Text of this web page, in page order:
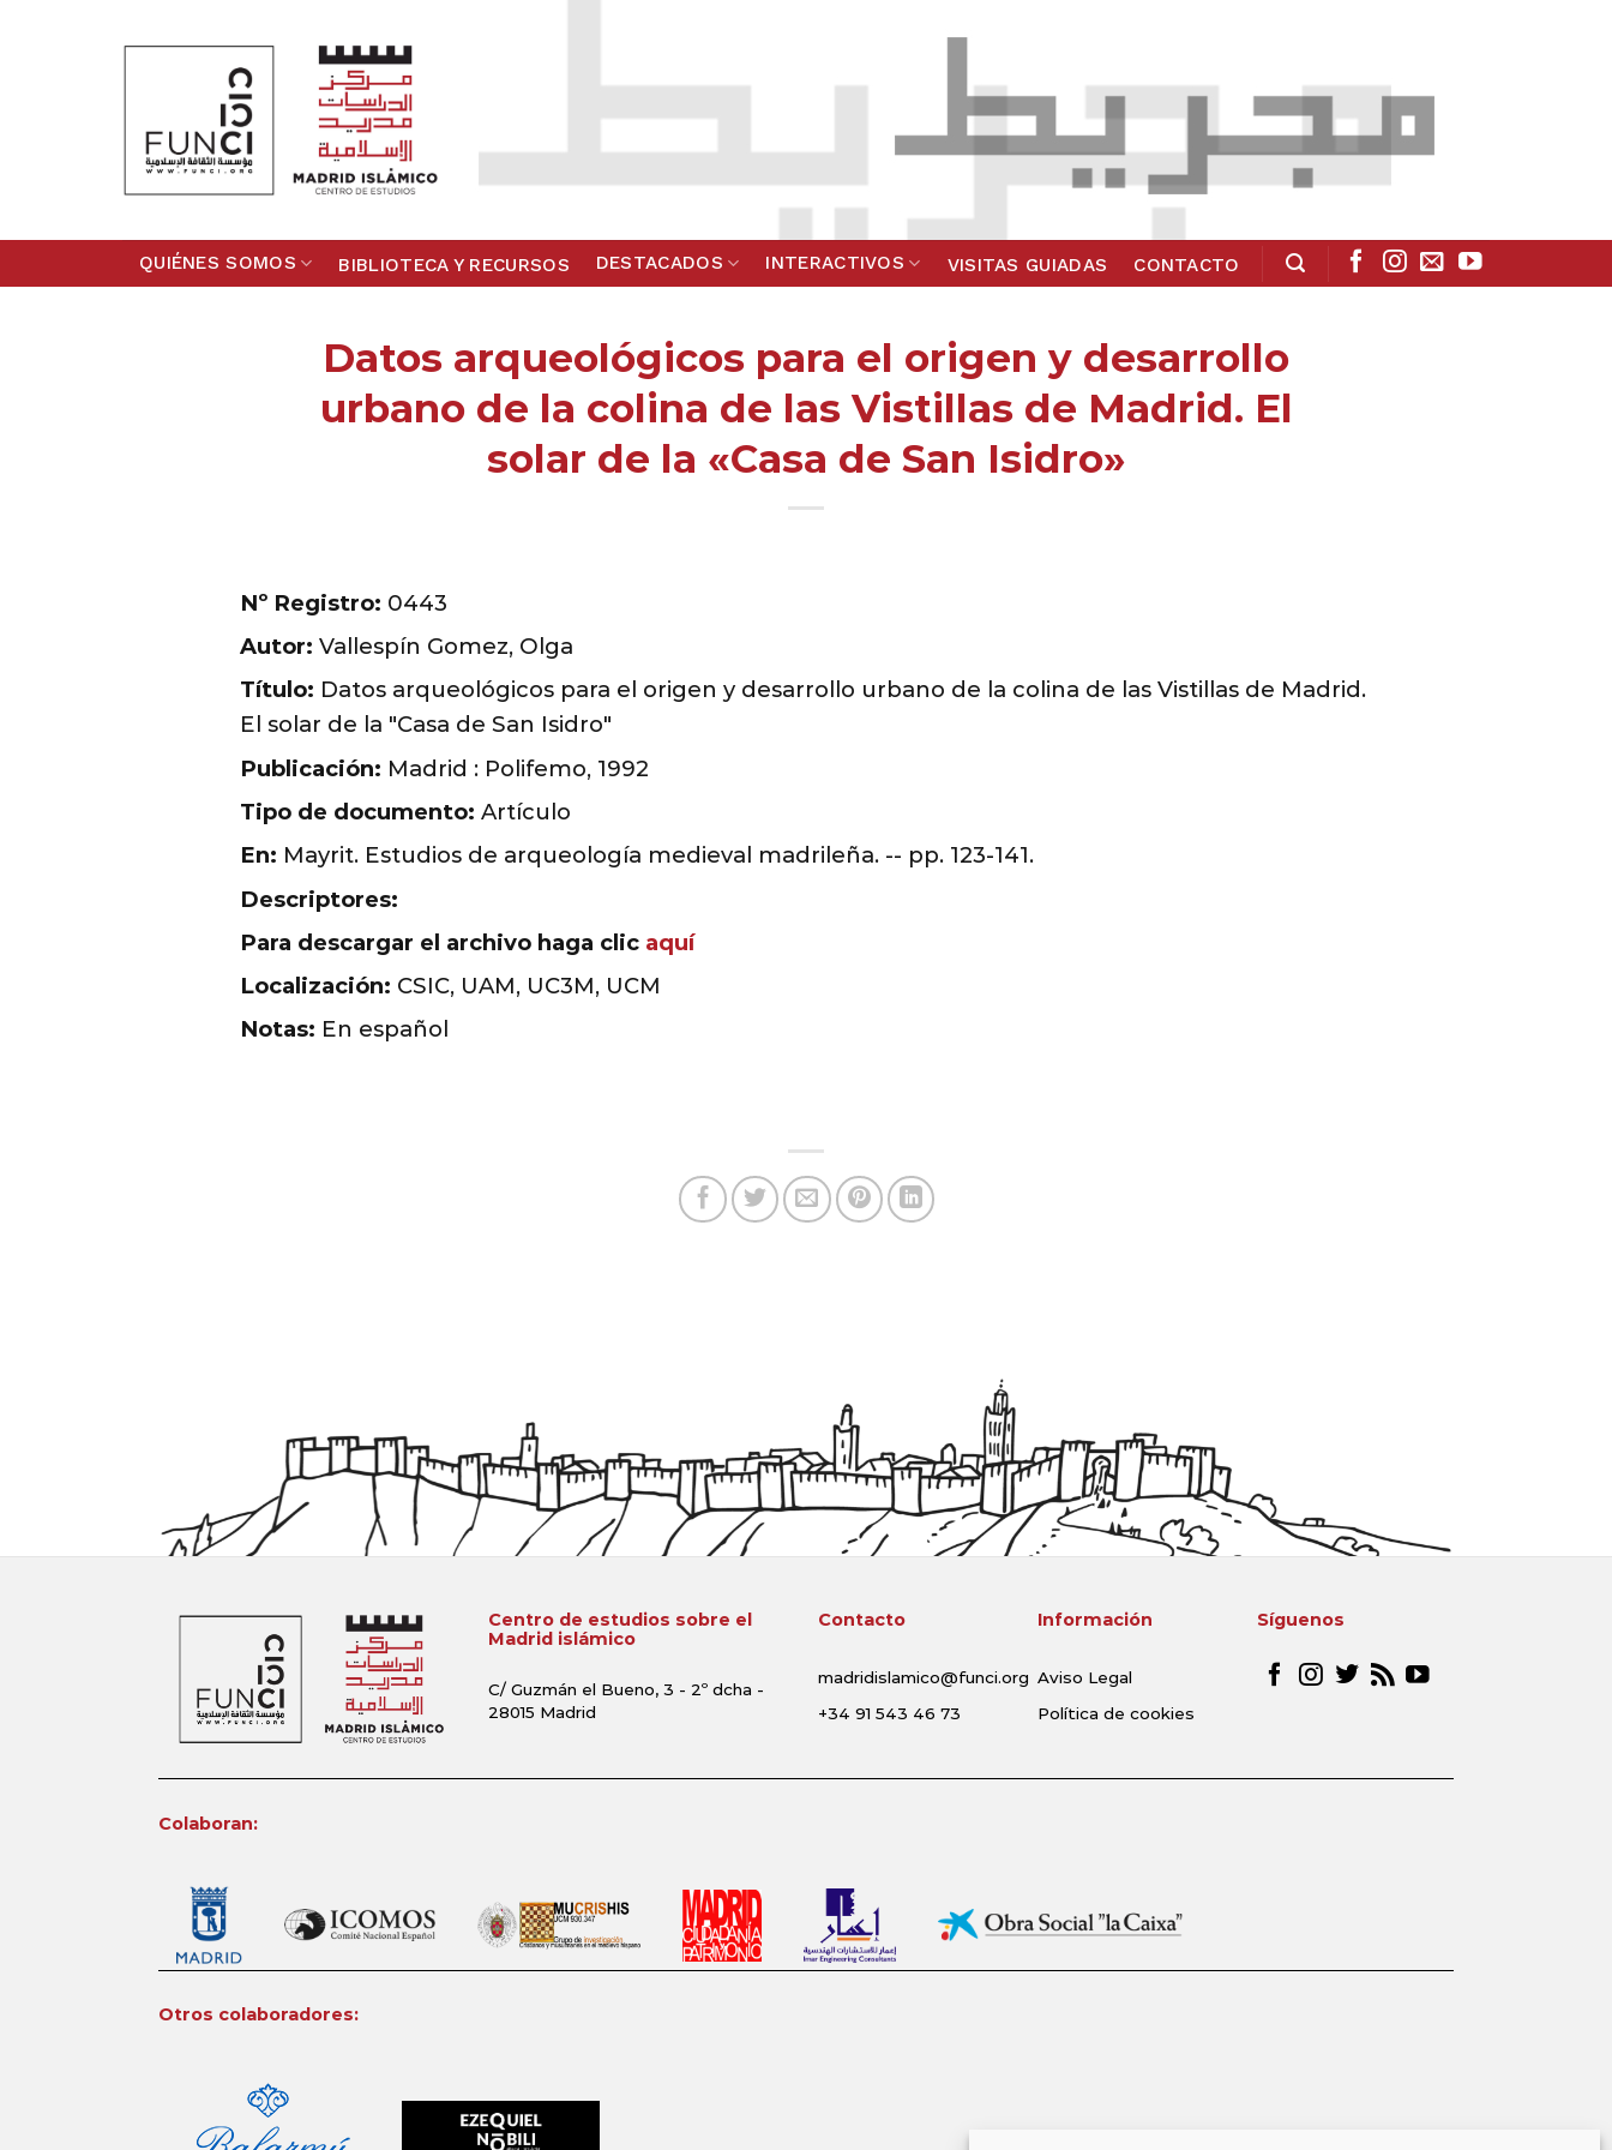
QUIÉNES SOMOS BIBLIOTECA Y RECURSOS DESTACADOS INTERACTIVOS VISITAS GUIADAS CONTACTO
Datos arqueológicos para el origen y desarrollo
urbano de la colina de las Vistillas de Madrid. El
solar de la «Casa de San Isidro»
Nº Registro: 0443
Autor: Vallespín Gomez, Olga
Título: Datos arqueológicos para el origen y desarrollo urbano de la colina de las Vistillas de Madrid.
El solar de la "Casa de San Isidro"
Publicación: Madrid : Polifemo, 1992
Tipo de documento: Artículo
En: Mayrit. Estudios de arqueología medieval madrileña. -- pp. 123-141.
Descriptores:
Para descargar el archivo haga clic aquí
Localización: CSIC, UAM, UC3M, UCM
Notas: En español
Centro de estudios sobre el
Madrid islámico
C/ Guzmán el Bueno, 3 - 2º dcha -
28015 Madrid
Contacto
madridislamico@funci.org
+34 91 543 46 73
Información
Aviso Legal
Política de cookies
Síguenos
Colaboran:
Otros colaboradores: